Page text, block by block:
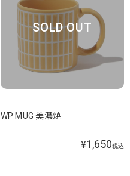
SOLD OUT
WP MUG 美濃焼
¥1,650税込